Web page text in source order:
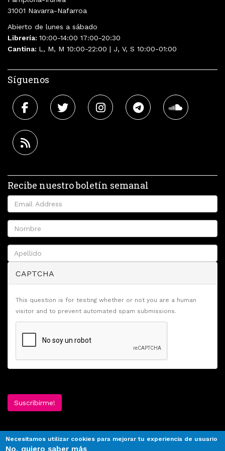
31001 Navarra-Nafarroa
Abierto de lunes a sábado
Librería: 10:00-14:00 17:00-20:30
Cantina: L, M, M 10:00-22:00 | J, V, S 10:00-01:00
Síguenos
Recibe nuestro boletín semanal
CAPTCHA
This question is for testing whether or not you are a human
visitor and to prevent automated spam submissions.
Suscribirme!
Necesitamos utilizar cookies para mejorar tu experiencia de usuario
No, quiero saber más